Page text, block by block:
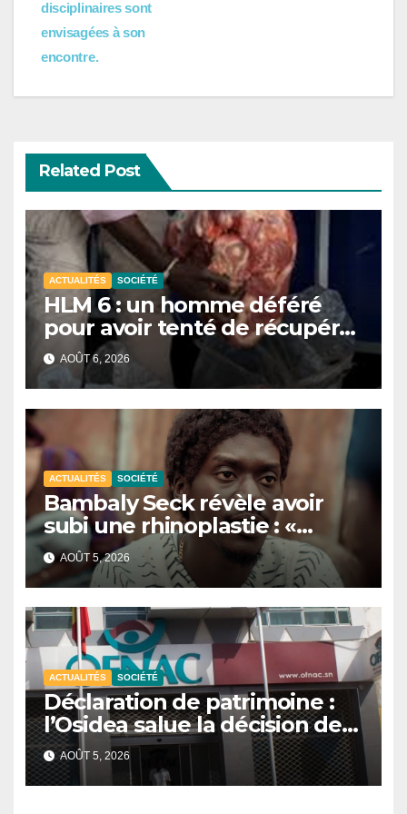
disciplinaires sont
envisagées à son
encontre.
Related Post
ACTUALITÉS SOCIÉTÉ
HLM 6 : un homme déféré
pour avoir tenté de récupérer
et revendre de la viande
impropre à la consommation
AOÛT 6, 2026
ACTUALITÉS SOCIÉTÉ
Bambaly Seck révèle avoir
subi une rhinoplastie : «
J’assume ce choix »
AOÛT 5, 2026
ACTUALITÉS SOCIÉTÉ
Déclaration de patrimoine :
l’Osidea salue la décision de
l’Ofnac de publier la liste des
assujettis.
AOÛT 5, 2026